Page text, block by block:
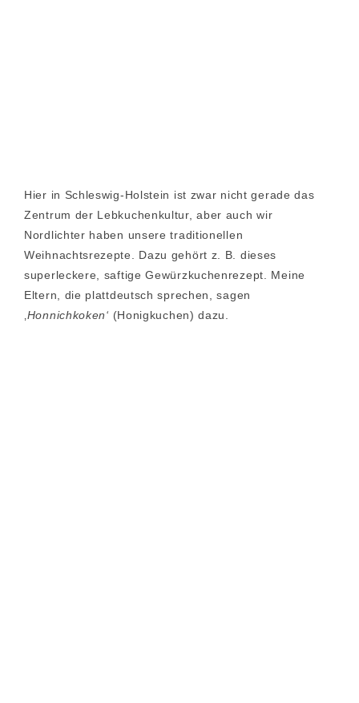
Hier in Schleswig-Holstein ist zwar nicht gerade das
Zentrum der Lebkuchenkultur, aber auch wir
Nordlichter haben unsere traditionellen
Weihnachtsrezepte. Dazu gehört z. B. dieses
superleckere, saftige Gewürzkuchenrezept. Meine
Eltern, die plattdeutsch sprechen, sagen
Honnichkoken‘ (Honigkuchen) dazu.